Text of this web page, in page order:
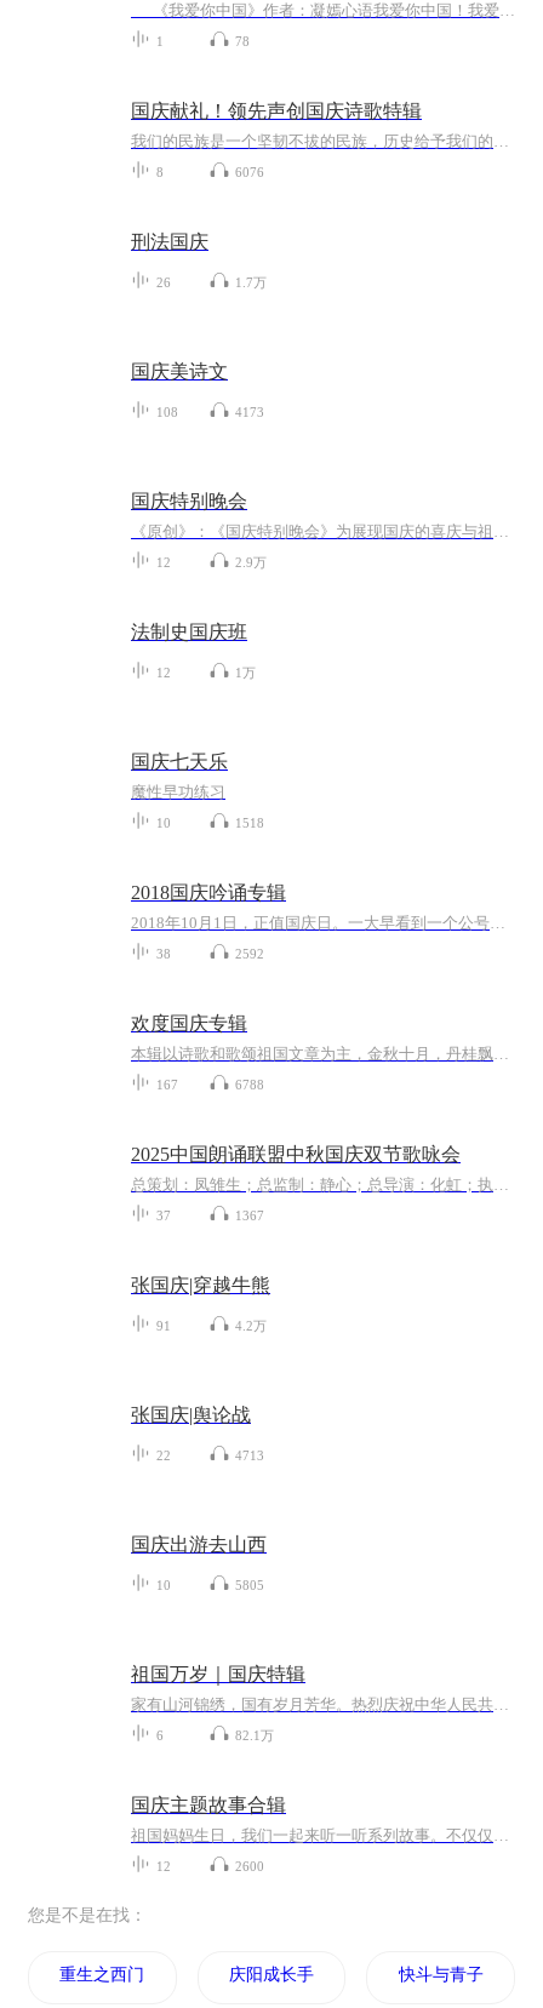
《我爱你中国》作者：凝嫣心语我爱你中国！我爱你春天蓬勃的秧苗；我爱你秋日金黄的硕果。我爱你中国！我爱你青松气质，我爱你红梅品格！我爱你家乡的甜蔗好像乳汁滋润着我的心窝。我爱你中国，我要把最美的歌儿献给你，我的母亲我的祖国。我爱你中国，我爱...
1 78
国庆献礼！领先声创国庆诗歌特辑
我们的民族是一个坚韧不拔的民族，历史给予我们的苦难都变成了闪着金光的勋章！我们的国家是一个龙腾虎跃的国家，那条巨龙正以不可阻挡之势崛起于神奇的东方！------------------------------------------------值此祖国70周年华诞之际，领先声创以诗歌向祖国献礼！用我们的声音、用我们的热血、用我们的灵魂诵读经典爱国篇章，歌颂我们的祖国！永远繁荣富强！
8 6076
刑法国庆
26 1.7万
国庆美诗文
108 4173
国庆特别晚会
《原创》：《国庆特别晚会》为展现国庆的喜庆与祖国的深情我将以具体的场景切入从清晨升旗的庄严到街头巷尾的欢庆到历史与当下的交融，用优美的笔触传递对祖国的热爱与自豪！用诗歌和情感美文形式，歌颂祖国的繁荣富强，祝人民幸福安康！
12 2.9万
法制史国庆班
12 1万
国庆七天乐
魔性早功练习
10 1518
2018国庆吟诵专辑
2018年10月1日，正值国庆日。一大早看到一个公号文章，正是文天祥的《己卯十月一日至燕越五日罹狴犴有感而赋》。当然，彼十一非当今的十一。不过数字的巧合还是让人感触，今天拿来读一读，体味一番历史英杰的民族情怀，恰也当时。 根据诗题来看，这组诗是写于十月一日至十月五日之间，是文天祥被俘之后所作，这些诗作不仅有凛凛正气，更也能看的到他百端交集的复杂情感。另一首于右任先生的《望大陆》，微信公号有称《望乡》，一句“山之上国之殇”荡气回肠，一并兴起拿来读了一读。仓促间多有瑕疵...
38 2592
欢度国庆专辑
本辑以诗歌和歌颂祖国文章为主，金秋十月，丹桂飘香，在这个充满丰收喜悦的季节里，我们满怀激动和自豪，迎来了中华人民共和国76周年华诞。这不仅是一个庄重的纪念日，更是全体中华儿女共同欢庆的盛大的节日，承载着深厚的民族情感和历史意义.
167 6788
2025中国朗诵联盟中秋国庆双节歌咏会
总策划：凤雏生；总监制：静心；总导演：化虹；执行总监：莺子；执行导演：橙夏；主持人：静心、化虹、橙夏
37 1367
张国庆|穿越牛熊
91 4.2万
张国庆|舆论战
22 4713
国庆出游去山西
10 5805
祖国万岁｜国庆特辑
家有山河锦绣，国有岁月芳华。热烈庆祝中华人民共和国成立73周年！
6 82.1万
国庆主题故事合辑
祖国妈妈生日，我们一起来听一听系列故事。不仅仅有《我的祖国》，还有红军故事，也有关于战争的故事，让大家体会到和平年代的不易。
12 2600
您是不是在找：
重生之西门庆 庆阳成长手札 快斗与青子的情人